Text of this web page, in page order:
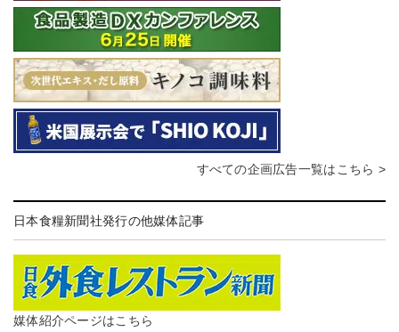
すべての企画広告一覧はこちら >
日本食糧新聞社発行の他媒体記事
媒体紹介ページはこちら